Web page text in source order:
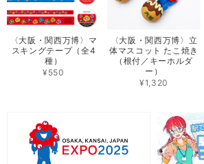
〈大阪・関西万博〉マ
スキングテープ（全4
種）
¥550
〈大阪・関西万博〉立
体マスコット たこ焼き
（根付／キーホルダ
ー）
¥1,320